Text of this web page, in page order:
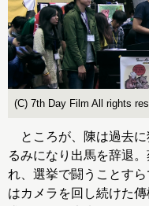
(C) 7th Day Film All rights
ところが、陳は過去に
るみになり出馬を辞退
れ、選挙で闘うことす
はカメラを回し続けた